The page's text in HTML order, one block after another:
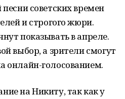
советских времен
и строгого жюри.
показывать в апреле.
выбор, а зрители смогут
онлайн-голосованием.
на Никиту, так как у